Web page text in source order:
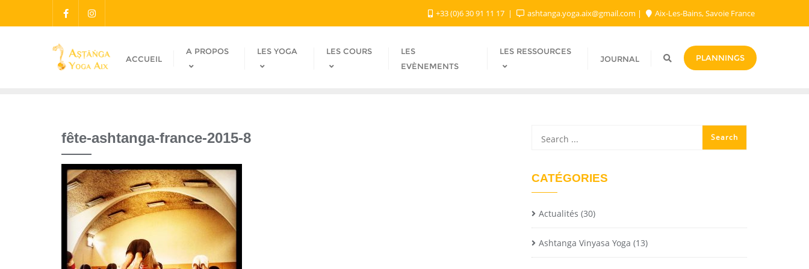
+33 (0)6 30 91 11 17 ashtanga.yoga.aix@gmail.com​ Aix-Les-Bains, Savoie France
ACCUEIL
A PROPOS LES YOGA LES COURS
LES
EVÈNEMENTS
LES RESSOURCES
JOURNAL PLANNINGS
fête-ashtanga-france-2015-8
CATÉGORIES
Actualités (30)
Ashtanga Vinyasa Yoga (13)